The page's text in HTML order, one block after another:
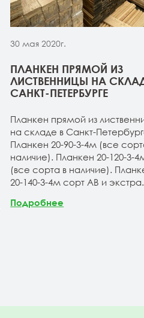
30 мая 2020г.
ПЛАНКЕН ПРЯМОЙ ИЗ
ЛИСТВЕННИЦЫ НА
САНКТ-ПЕТЕРБУРГЕ
Планкен прямой из
на складе в Санкт-
Планкен 20-90-3-4м (все
наличие). Планкен 20-120-3-
(все сорта в наличие).
20-140-3-4м сорт АВ и экстра.
Подробнее